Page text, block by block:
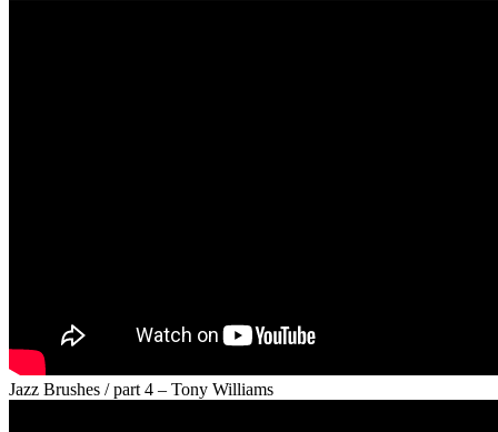
Jazz Brushes / part 4 – Tony Williams